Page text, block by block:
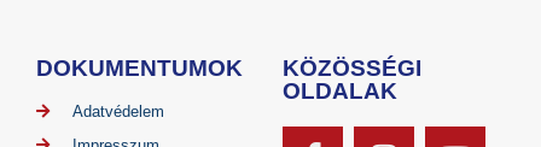
DOKUMENTUMOK
Adatvédelem
KÖZÖSSÉGI
OLDALAK